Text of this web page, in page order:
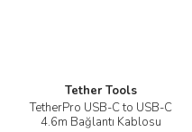
Tether Tools
TetherPro USB-C to USB-C
4.6m Bağlantı Kablosu